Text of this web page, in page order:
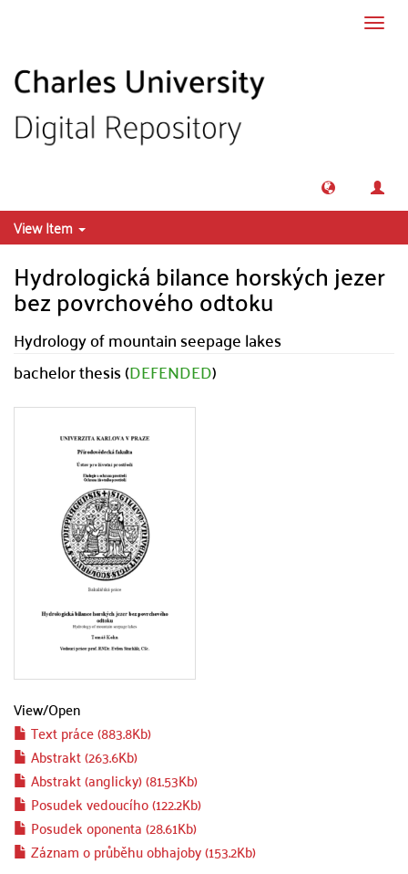
View Item
Hydrologická bilance horských jezer
bez povrchového odtoku
Hydrology of mountain seepage lakes
bachelor thesis (DEFENDED)
View/Open
Text práce (883.8Kb)
Abstrakt (263.6Kb)
Abstrakt (anglicky) (81.53Kb)
Posudek vedoucího (122.2Kb)
Posudek oponenta (28.61Kb)
Záznam o průběhu obhajoby (153.2Kb)